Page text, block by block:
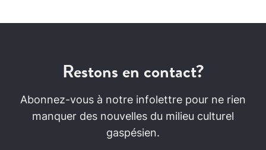
Restons en contact?
Abonnez-vous à notre infolettre pour ne rien
manquer des nouvelles du milieu culturel
gaspésien.